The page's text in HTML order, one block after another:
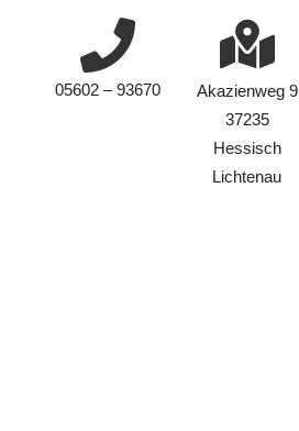
05602 – 93670
Akazienweg 9
37235
Hessisch
Lichtenau